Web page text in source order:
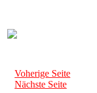
Voherige Seite
Nächste Seite